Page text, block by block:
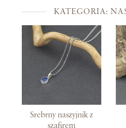
KATEGORIA:
Srebrny naszyjnik z
szafirem